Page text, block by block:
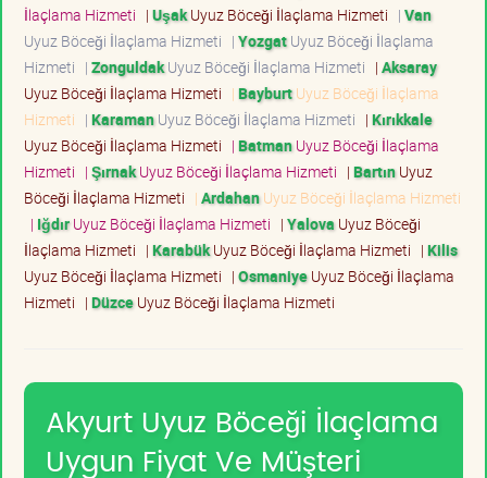
İlaçlama Hizmeti | UşakUyuz Böceği İlaçlama Hizmeti | Van
Uyuz Böceği İlaçlama Hizmeti | YozgatUyuz Böceği İlaçlama
Hizmeti | ZonguldakUyuz Böceği İlaçlama Hizmeti | Aksaray
Uyuz Böceği İlaçlama Hizmeti | BayburtUyuz Böceği İlaçlama
Hizmeti | KaramanUyuz Böceği İlaçlama Hizmeti | Kırıkkale
Uyuz Böceği İlaçlama Hizmeti | BatmanUyuz Böceği İlaçlama
Hizmeti | ŞırnakUyuz Böceği İlaçlama Hizmeti | BartınUyuz
Böceği İlaçlama Hizmeti | ArdahanUyuz Böceği İlaçlama Hizmeti
| IğdırUyuz Böceği İlaçlama Hizmeti | Yalova Uyuz Böceği
İlaçlama Hizmeti | KarabükUyuz Böceği İlaçlama Hizmeti | Kilis
Uyuz Böceği İlaçlama Hizmeti | OsmaniyeUyuz Böceği İlaçlama
Hizmeti | DüzceUyuz Böceği İlaçlama Hizmeti
Akyurt Uyuz Böceği İlaçlama
Uygun Fiyat Ve Müşteri